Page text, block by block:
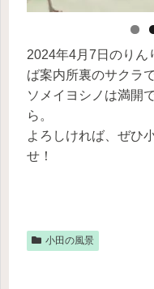
2024年4月7日のりん
ば案内所裏のサクラで
ソメイヨシノは満開
ら。
よろしければ、ぜひ
せ！
小田の風景